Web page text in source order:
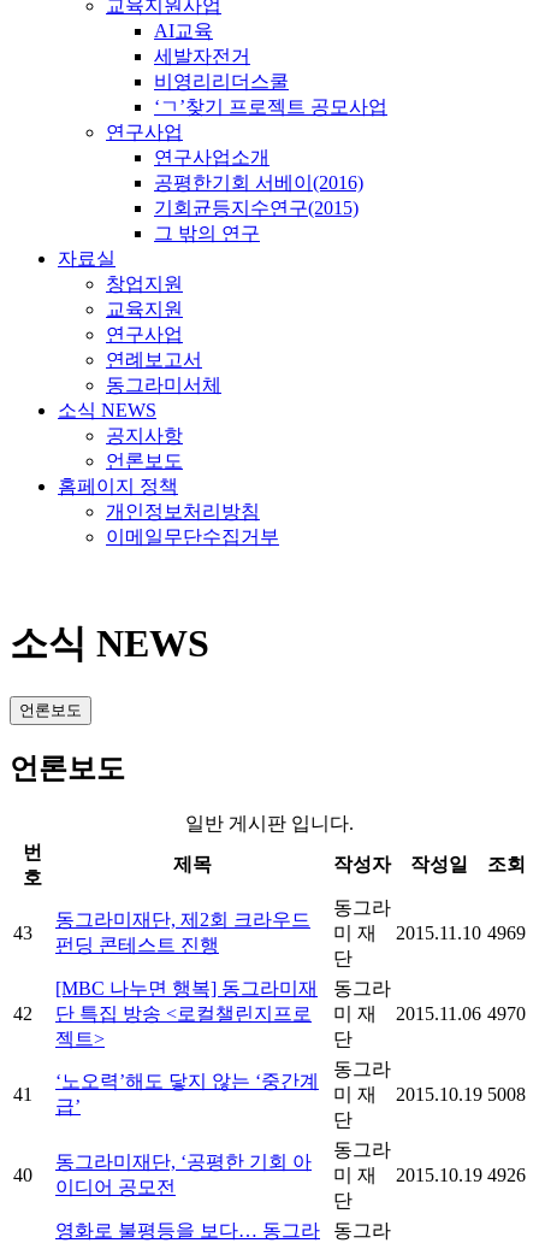
교육지원사업
AI교육
세발자전거
비영리리더스쿨
‘ㄱ’찾기 프로젝트 공모사업
연구사업
연구사업소개
공평한기회 서베이(2016)
기회균등지수연구(2015)
그 밖의 연구
자료실
창업지원
교육지원
연구사업
연례보고서
동그라미서체
소식 NEWS
공지사항
언론보도
홈페이지 정책
개인정보처리방침
이메일무단수집거부
소식 NEWS
언론보도
언론보도
일반 게시판 입니다.
번
호
제목 작성자 작성일 조회
43
동그라미재단, 제2회 크라우드
펀딩 콘테스트 진행
동그라
미 재
단
2015.11.10 4969
42
[MBC 나누면 행복] 동그라미재
단 특집 방송 <로컬챌린지프로
젝트>
동그라
미 재
단
2015.11.06 4970
41
‘노오력’해도 닿지 않는 ‘중간계
급’
동그라
미 재
단
2015.10.19 5008
40
동그라미재단, ‘공평한 기회 아
이디어 공모전
동그라
미 재
단
2015.10.19 4926
영화로 불평등을 보다… 동그라
동그라